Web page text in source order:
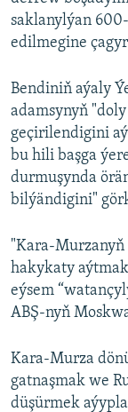
saklanylýan
edilmegine
Bendiniň aýaly
adamsynyň
geçirilendigini
bu hili başga
durmuşynda
bilýändigini"
"Kara-
hakykaty
eýsem
ABŞ-nyň
Kara-Murza
gatnaşmak we
düşürmek